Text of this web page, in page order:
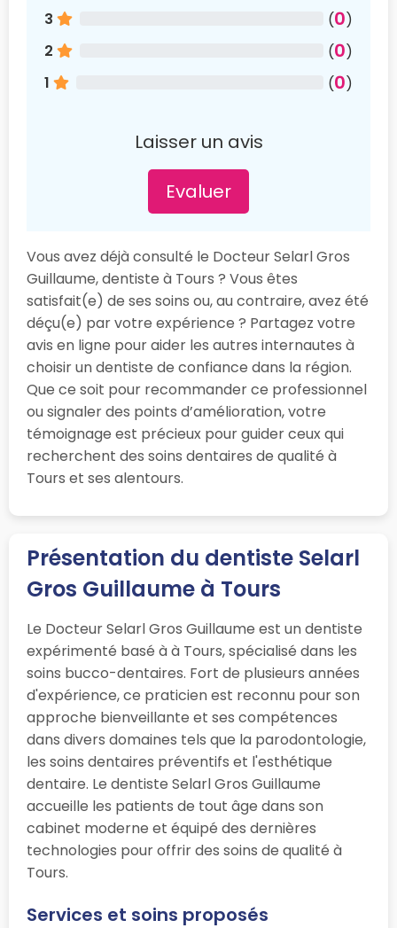
3
(0)
2
(0)
1
(0)
Laisser un avis
Evaluer
Vous avez déjà consulté le Docteur Selarl Gros
Guillaume, dentiste à Tours ? Vous êtes
satisfait(e) de ses soins ou, au contraire, avez été
déçu(e) par votre expérience ? Partagez votre
avis en ligne pour aider les autres internautes à
choisir un dentiste de confiance dans la région.
Que ce soit pour recommander ce professionnel
ou signaler des points d’amélioration, votre
témoignage est précieux pour guider ceux qui
recherchent des soins dentaires de qualité à
Tours et ses alentours.
Présentation du dentiste Selarl
Gros Guillaume à Tours
Le Docteur Selarl Gros Guillaume est un dentiste
expérimenté basé à à Tours, spécialisé dans les
soins bucco-dentaires. Fort de plusieurs années
d'expérience, ce praticien est reconnu pour son
approche bienveillante et ses compétences
dans divers domaines tels que la parodontologie,
les soins dentaires préventifs et l'esthétique
dentaire. Le dentiste Selarl Gros Guillaume
accueille les patients de tout âge dans son
cabinet moderne et équipé des dernières
technologies pour offrir des soins de qualité à
Tours.
Services et soins proposés